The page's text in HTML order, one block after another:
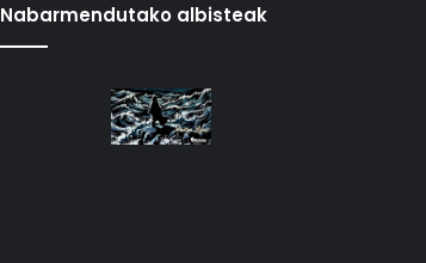
Nabarmendutako albisteak